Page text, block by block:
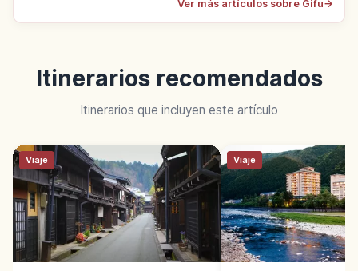
Ver más artículos sobre Gifu→
Itinerarios recomendados
Itinerarios que incluyen este artículo
Viaje Viaje